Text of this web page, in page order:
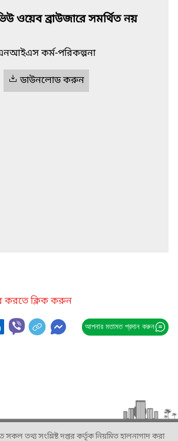
ওয়েব ব্রাউজারে সমর্থিত নয়
কর্ম-পরিকল্পনা
ডাউনলোড করুন
করতে ক্লিক করুন
আপনার মতামত প্রদান করুন
সকল তথ্য সংশ্লিষ্ট দপ্তর কর্তৃক নিয়মিত হালনাগাদ করা